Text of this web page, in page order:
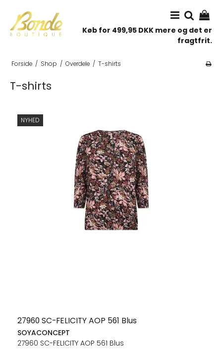
Køb for 499,95 DKK mere og det er
fragtfrit.
Forside / Shop / Overdele / T-shirts
T-shirts
NYHED
27960 SC-FELICITY AOP 561 Blus
SOYACONCEPT
27960 SC-FELICITY AOP 561 Blus